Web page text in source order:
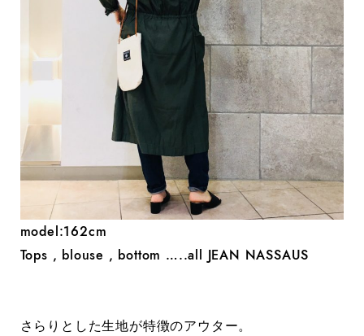
model:162cm
Tops , blouse , bottom …..all JEAN NASSAUS
さらりとした生地が特徴のアウター。